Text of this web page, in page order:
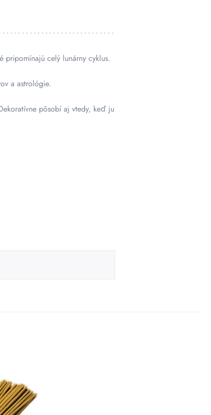
pripomínajú celý lunárny cyklus.
a astrológie.
pôsobí aj vtedy, keď ju